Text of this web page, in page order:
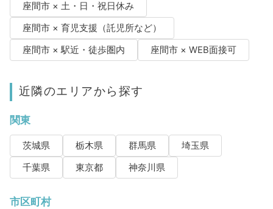
座間市 × 土・日・祝日休み
座間市 × 育児支援（託児所など）
座間市 × 駅近・徒歩圏内
座間市 × WEB面接可
近隣のエリアから探す
関東
茨城県 栃木県 群馬県
埼玉県
千葉県
東京都 神奈川県
市区町村